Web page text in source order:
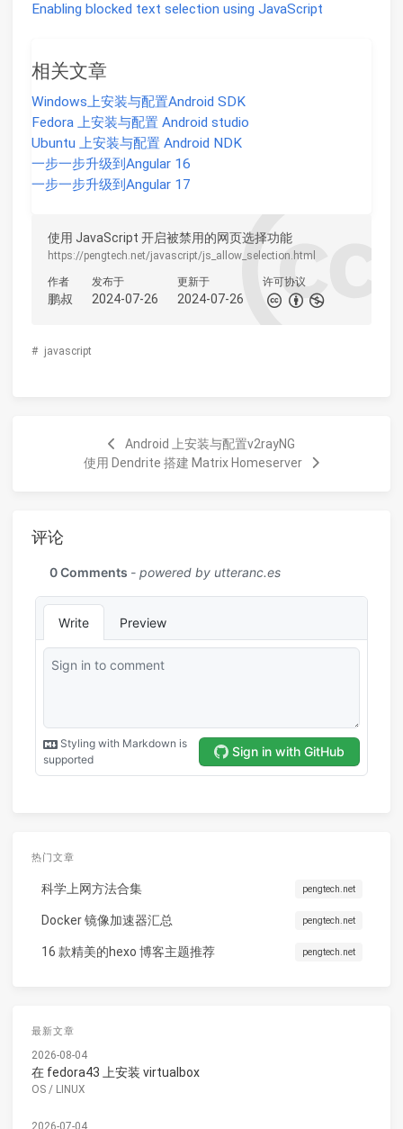
Enabling blocked text selection using JavaScript
相关文章
Windows上安装与配置Android SDK
Fedora 上安装与配置 Android studio
Ubuntu 上安装与配置 Android NDK
一步一步升级到Angular 16
一步一步升级到Angular 17
使用 JavaScript 开启被禁用的网页选择功能
https://pengtech.net/javascript/js_allow_selection.html
作者
鹏叔
发布于
2024-07-26
更新于
2024-07-26
许可协议
# javascript
Android 上安装与配置v2rayNG
使用 Dendrite 搭建 Matrix Homeserver
评论
热门文章
科学上网方法合集 pengtech.net
Docker 镜像加速器汇总 pengtech.net
16 款精美的hexo 博客主题推荐 pengtech.net
最新文章
2026-08-04
在 fedora43 上安装 virtualbox
OS / LINUX